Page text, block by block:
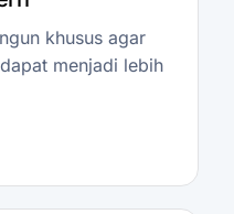
khusus agar
menjadi lebih